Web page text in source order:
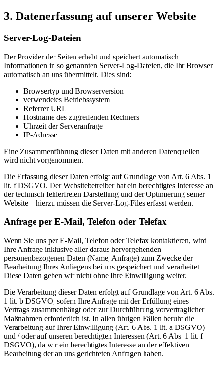
3. Datenerfassung auf unserer Website
Server-Log-Dateien
Der Provider der Seiten erhebt und speichert automatisch
Informationen in so genannten Server-Log-Dateien, die Ihr Browser
automatisch an uns übermittelt. Dies sind:
Browsertyp und Browserversion
verwendetes Betriebssystem
Referrer URL
Hostname des zugreifenden Rechners
Uhrzeit der Serveranfrage
IP-Adresse
Eine Zusammenführung dieser Daten mit anderen Datenquellen
wird nicht vorgenommen.
Die Erfassung dieser Daten erfolgt auf Grundlage von Art. 6 Abs. 1
lit. f DSGVO. Der Websitebetreiber hat ein berechtigtes Interesse an
der technisch fehlerfreien Darstellung und der Optimierung seiner
Website – hierzu müssen die Server-Log-Files erfasst werden.
Anfrage per E-Mail, Telefon oder Telefax
Wenn Sie uns per E-Mail, Telefon oder Telefax kontaktieren, wird
Ihre Anfrage inklusive aller daraus hervorgehenden
personenbezogenen Daten (Name, Anfrage) zum Zwecke der
Bearbeitung Ihres Anliegens bei uns gespeichert und verarbeitet.
Diese Daten geben wir nicht ohne Ihre Einwilligung weiter.
Die Verarbeitung dieser Daten erfolgt auf Grundlage von Art. 6 Abs.
1 lit. b DSGVO, sofern Ihre Anfrage mit der Erfüllung eines
Vertrags zusammenhängt oder zur Durchführung vorvertraglicher
Maßnahmen erforderlich ist. In allen übrigen Fällen beruht die
Verarbeitung auf Ihrer Einwilligung (Art. 6 Abs. 1 lit. a DSGVO)
und / oder auf unseren berechtigten Interessen (Art. 6 Abs. 1 lit. f
DSGVO), da wir ein berechtigtes Interesse an der effektiven
Bearbeitung der an uns gerichteten Anfragen haben.